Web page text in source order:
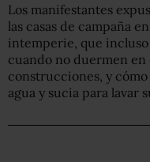
Los manifestantes
las casas de campaña
intemperie, que incluso
cuando no duermen en
construcciones, y
agua y sucia para lavar